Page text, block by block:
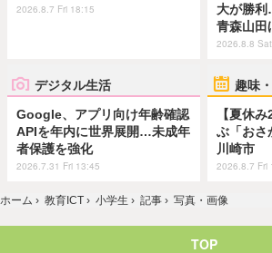
2026.8.7 Fri 18:15
大が勝
青森山田
2026.8.8
デジタル生活
Google、アプリ向け年齢確認
APIを年内に世界展開…未成年
者保護を強化
2026.7.31 Fri 13:45
趣味
【夏休
ぶ「お
川崎市
2026.8.7 Fri
ホーム › 教育ICT › 小学生 › 記事 › 写真・画像
TOP